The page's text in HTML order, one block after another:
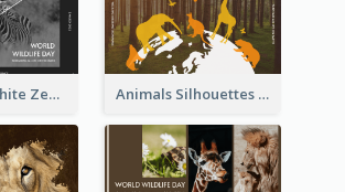
Black And White Zebra World Wildlife Day Greeting Card Animals Silhouettes World Wildlife Day Greeting Card